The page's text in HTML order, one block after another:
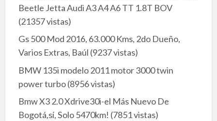
Beetle Jetta Audi A3 A4 A6 TT 1.8T BOV
(21357 vistas)
Gs 500 Mod 2016, 63.000 Kms, 2do Dueño,
Varios Extras, Baúl (9237 vistas)
BMW 135i modelo 2011 motor 3000 twin
power turbo(8956 vistas)
Bmw X3 2.0 Xdrive30i-el Más Nuevo De
Bogotá,sí, Solo 5470km! (7851 vistas)